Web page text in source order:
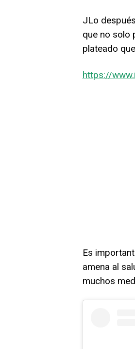
JLo
que no solo
plateado
https://
Es
amena al
muchos